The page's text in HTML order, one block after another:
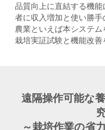
品質向上に直結する機
者に収入増加と使い勝手
農業といえば本システ
栽培実証試験と機能改善
遠隔操作可能な
～栽培作業の省